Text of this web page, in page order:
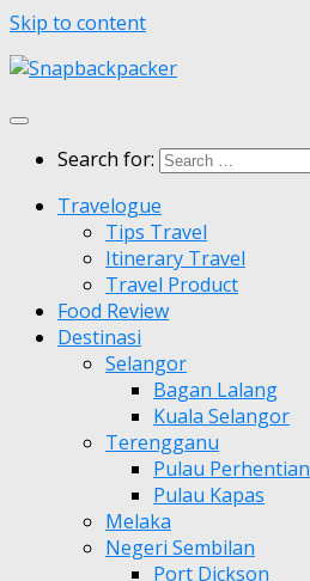
Skip to content
Search for:
Travelogue
Tips Travel
Itinerary Travel
Travel Product
Food Review
Destinasi
Selangor
Bagan Lalang
Kuala Selangor
Terengganu
Pulau Perhentian
Pulau Kapas
Melaka
Negeri Sembilan
Port Dickson